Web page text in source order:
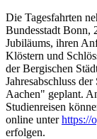
Die Tagesfahrten
Bundesstadt Bonn,
Jubiläums, ihren
Klöstern und
der Bergischen
Jahresabschluss
Aachen" geplant.
Studienreisen
online unterhttps://
erfolgen.